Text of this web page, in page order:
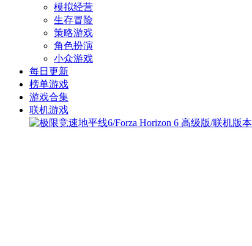
模拟经营
生存冒险
策略游戏
角色扮演
小众游戏
每日更新
榜单游戏
游戏合集
联机游戏